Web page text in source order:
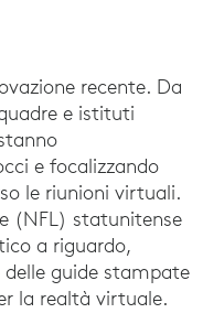
recente. Da
e istituti
e focalizzando
le riunioni virtuali.
(NFL) statunitense
a riguardo,
guide stampate
la realtà virtuale.